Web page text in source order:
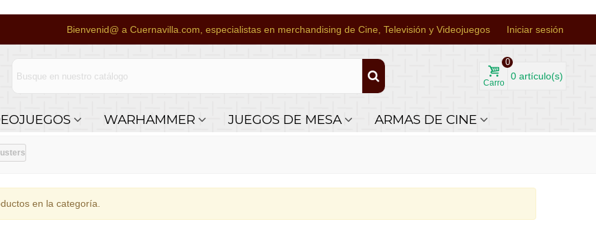
Bienvenid@ a Cuernavilla.com, especialistas en merchandising de Cine, Televisión y Videojuegos Iniciar sesión
Carro
0
0 artículo(s)
WARHAMMER JUEGOS DE MESA ARMAS DE CINE
en la categoría.